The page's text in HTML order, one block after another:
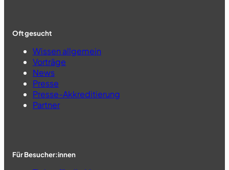
Oft gesucht
Wissen allgemein
Vorträge
News
Presse
Presse-Akkreditierung
Partner
Für Besucher:innen